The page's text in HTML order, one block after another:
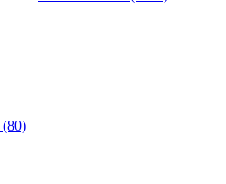
(80)